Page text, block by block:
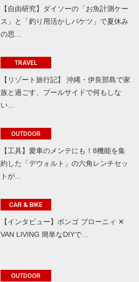
【自由研究】ダイソーの「お魚計測ケー
ス」と「釣り用活かしバケツ」で夏休み
の思…
TRAVEL
【リゾート旅行記】 沖縄・伊良部島で家
族と過ごす、プールサイドで何もしな
い…
OUTDOOR
【工具】愛車のメンテにも！8機能を集
約した「デウォルト」の六角レンチセッ
トが…
CAR & BIKE
【インタビュー】ボンゴ ブローニィ ✕
VAN LIVING 簡単なDIYで…
OUTDOOR